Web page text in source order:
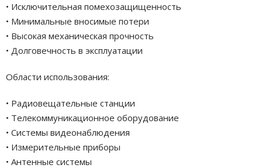
• Исключительная помехозащищенность
• Минимальные вносимые потери
• Высокая механическая прочность
• Долговечность в эксплуатации
Области использования:
• Радиовещательные станции
• Телекоммуникационное оборудование
• Системы видеонаблюдения
• Измерительные приборы
• Антенные системы